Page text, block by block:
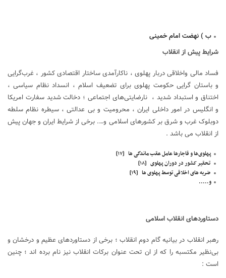
ب ) نهضت امام خمینی
شرایط پیش از انقلاب
فساد مالی واخلاقی دربار پهلوی ، ناکارآمدی ساختار اقتصادی کشور ، غرب‌گرایی
و باستان گرایی حکومت پهلوی برای تضعیف اسلام ، انسداد نظام سیاسی ،
اختناق و استبداد شدید ، نارضایتی‌های اجتماعی ؛ دخالت شدید سفارت امریکا
و انگلیس در امور داخلی ایران ، محرومیت و بی عدالتی ، سیطره نظام سلطه
دوبلوک غرب و شرق بر کشورهای اسلامی و…. برخی از شرایط ایران و جهان پیش
از انقلاب می باشد .
پهلوی‌ها و قاجارها عامل عقب ماندگی ها [۱۷]
تحقیر کشور در دوران پهلوی [۱۸]
ضربه های اخلاقی توسط پهلوی ها [۱۹]
و…..
دستاوردهای انقلاب اسلامی
رهبر انقلاب در بیانیه گام دوم انقلاب ؛ برخی از دستاوردهای عظیم و درخشان و
بی‌نظیر مکتسبه را که از ان تحت عنوان برکات انقلاب نیز نام برده اند ؛ چنین
است :